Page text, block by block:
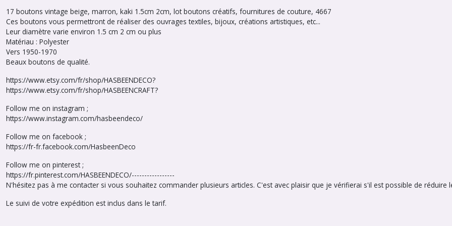
17 boutons vintage beige, marron, kaki 1.5cm 2cm, lot boutons créatifs, fournitures de couture, 4667
Ces boutons vous permettront de réaliser des ouvrages textiles, bijoux, créations artistiques, etc...
Leur diamètre varie environ 1.5 cm 2 cm ou plus
Matériau : Polyester
Vers 1950-1970
Beaux boutons de qualité.
https://www.etsy.com/fr/shop/HASBEENDECO?
https://www.etsy.com/fr/shop/HASBEENCRAFT?
Follow me on instagram ;
https://www.instagram.com/hasbeendeco/
Follow me on facebook ;
https://fr-fr.facebook.com/HasbeenDeco
Follow me on pinterest ;
https://fr.pinterest.com/HASBEENDECO/-----------------
N'hésitez pas à me contacter si vous souhaitez commander plusieurs articles. C'est avec plaisir que je vérifierai s'il est possible de réduire
Le suivi de votre expédition est inclus dans le tarif.